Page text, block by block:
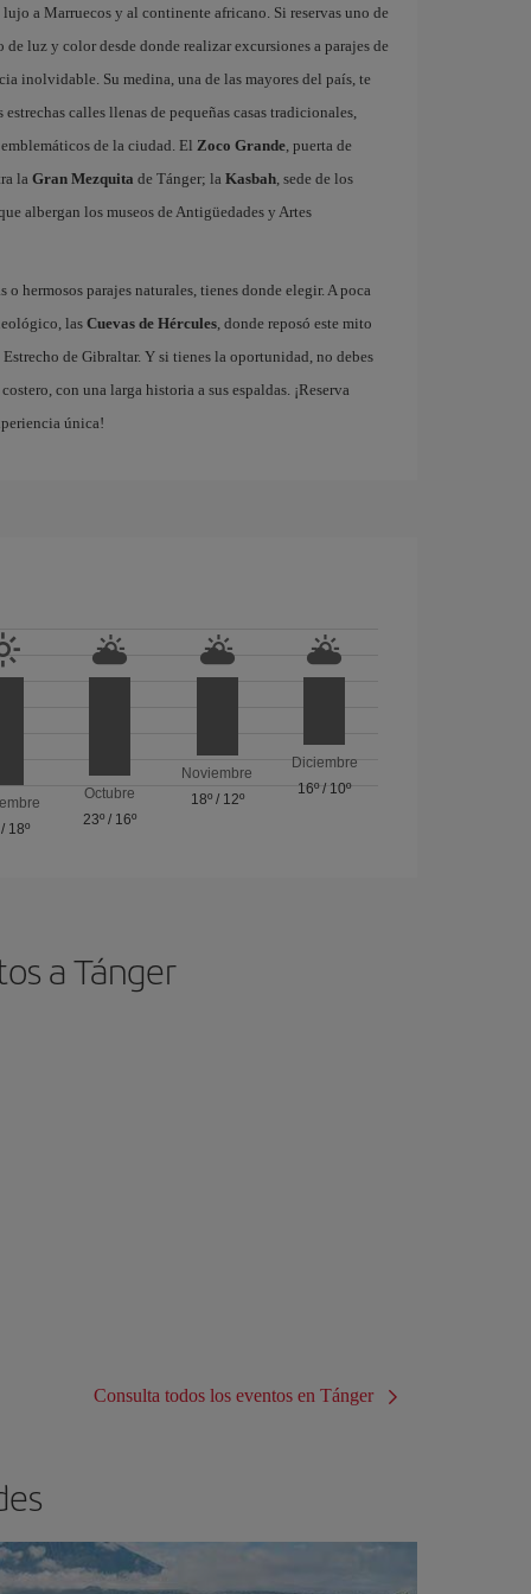
a Marruecos y al continente africano. Si reservas uno de
de luz y color desde donde realizar excursiones a parajes de
inolvidable. Su medina, una de las mayores del país, te
calles llenas de pequeñas casas tradicionales,
de la ciudad. El Zoco Grande, puerta de
la Gran Mezquita de Tánger; la Kasbah, sede de los
albergan los museos de Antigüedades y Artes
hermosos parajes naturales, tienes donde elegir. A poca
las Cuevas de Hércules, donde reposó este mito
de Gibraltar. Y si tienes la oportunidad, no debes
con una larga historia a sus espaldas. ¡Reserva
única!
18º
Octubre
23º / 16º
Noviembre
18º/ 12º
Diciembre
16º/ 10º
a Tánger
Consulta todos los eventos en Tánger